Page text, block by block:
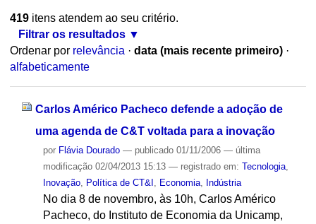
419itens atendem ao seu critério.
Filtrar os resultados
Ordenar por relevância · data (mais recente primeiro) ·
alfabeticamente
Carlos Américo Pacheco defende a adoção de
uma agenda de C&T voltada para a inovação
por Flávia Dourado — publicado01/11/2006 — última
modificação02/04/2013 15:13 — registrado em: Tecnologia,
Inovação, Política de CT&I Economia, Indústria
No dia 8 de novembro, às 10h, Carlos Américo
Pacheco, do Instituto de Economia da Unicamp,